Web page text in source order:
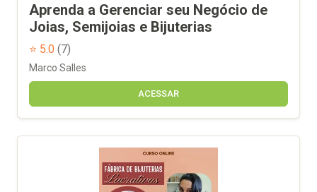
Aprenda a Gerenciar seu Negócio de
Joias, Semijoias e Bijuterias
⭐ 5.0 (7)
Marco Salles
ACESSAR